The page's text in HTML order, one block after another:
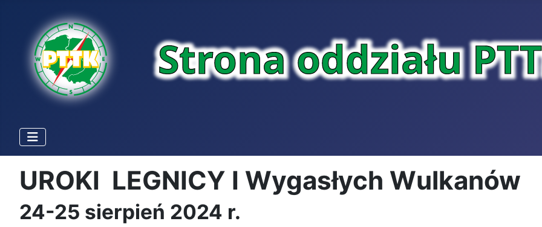
UROKI LEGNICY I Wygasłych Wulkanów
24-25 sierpień 2024 r.